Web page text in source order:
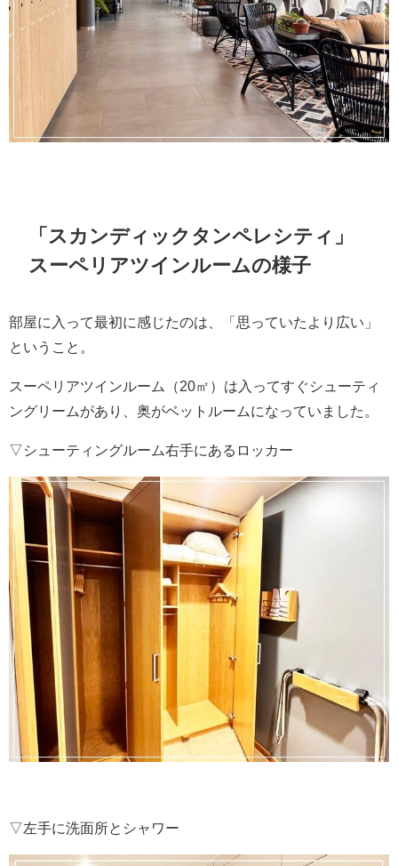
「スカンディックタンペレシティ」
スーペリアツインルームの様子
部屋に入って最初に感じたのは、「思っていたより広い」
ということ。
スーペリアツインルーム（20㎡）は入ってすぐシューティ
ングリームがあり、奥がベットルームになっていました。
▽シューティングルーム右手にあるロッカー
▽左手に洗面所とシャワー